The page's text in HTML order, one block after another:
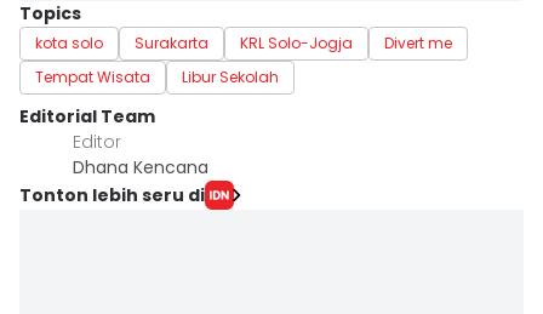
Topics
kota solo Surakarta KRL Solo-Jogja
Divert me
Tempat Wisata
Libur Sekolah
Editorial Team
Editor
Dhana Kencana
Tonton lebih seru di